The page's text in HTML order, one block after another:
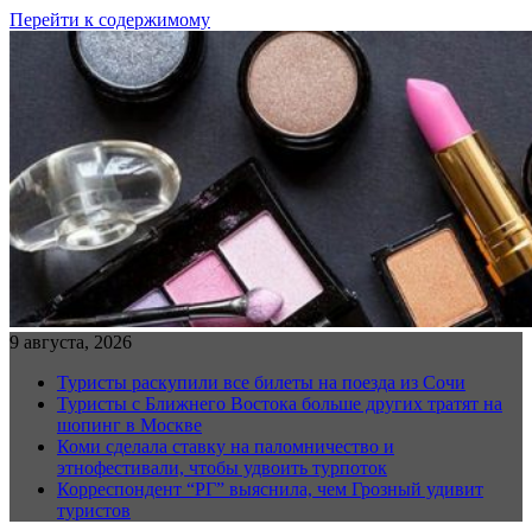
Перейти к содержимому
9 августа, 2026
Туристы раскупили все билеты на поезда из Сочи
Туристы с Ближнего Востока больше других тратят на
шопинг в Москве
Коми сделала ставку на паломничество и
этнофестивали, чтобы удвоить турпоток
Корреспондент “РГ” выяснила, чем Грозный удивит
туристов